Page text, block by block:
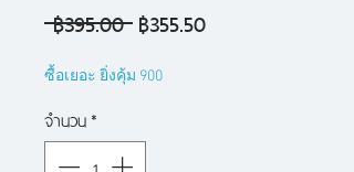
฿395.00 ราคา
฿355.50ราคา
ซื้อเยอะ ยิ่งคุ้ม 900
จำนวน*